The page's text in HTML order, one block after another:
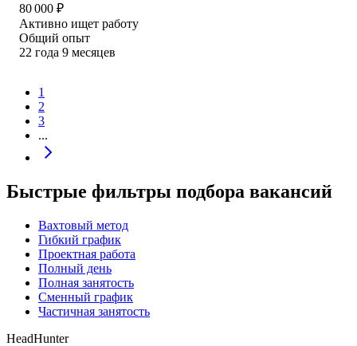
80 000 ₽
Активно ищет работу
Общий опыт
22 года 9 месяцев
1
2
3
...
Быстрые фильтры подбора вакансий
Вахтовый метод
Гибкий график
Проектная работа
Полный день
Полная занятость
Сменный график
Частичная занятость
HeadHunter